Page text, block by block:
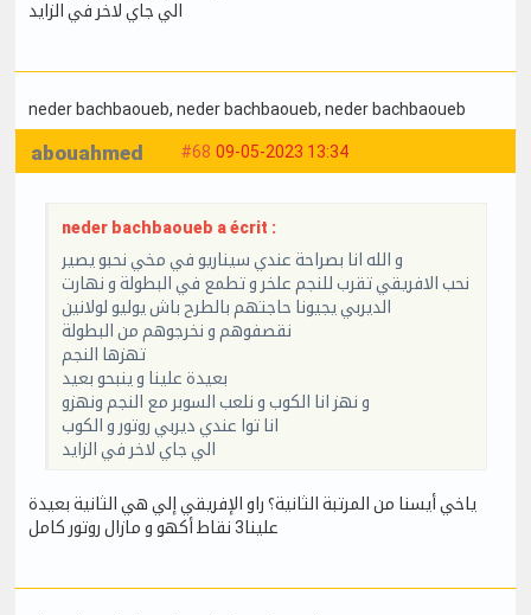
الي جاي لاخر في الزايد
neder bachbaoueb, neder bachbaoueb, neder bachbaoueb
#68 09-05-2023 13:34
abouahmed
neder bachbaoueb a écrit :
و الله انا بصراحة عندي سيناريو في مخي نحبو يصير
نحب الافريقي تقرب للنجم علخر و تطمع في البطولة و نهارت
الديربي يجيونا حاجتهم بالطرح باش يوليو لولانين
نقصفوهم و نخرجوهم من البطولة
تهزها النجم
بعيدة علينا و ينبحو بعيد
و نهز انا الكوب و نلعب السوبر مع النجم ونهزو
انا توا عندي ديربي روتور و الكوب
الي جاي لاخر في الزايد
ياخي أيسنا من المرتبة الثانية؟ راو الإفريقي إلي هي الثانية بعيدة
علينا3 نقاط أكهو و مازال روتور كامل